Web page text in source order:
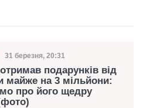
Дата публікації
31 березня, 20:31
подарунків від
майже на 3 мільйони:
про його щедру